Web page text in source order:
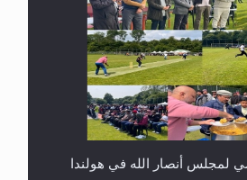
لمجلس أنصار الله في هولندا